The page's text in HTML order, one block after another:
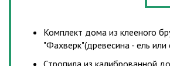
Комплект дома из клееного
"Фахверк"(древесина - ель или